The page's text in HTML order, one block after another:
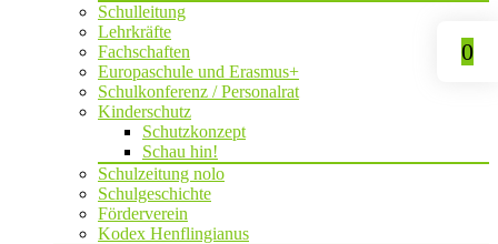
Schulleitung
Lehrkräfte
Fachschaften
Europaschule und Erasmus+
Schulkonferenz / Personalrat
Kinderschutz
Schutzkonzept
Schau hin!
Schulzeitung nolo
Schulgeschichte
Förderverein
Kodex Henflingianus
0